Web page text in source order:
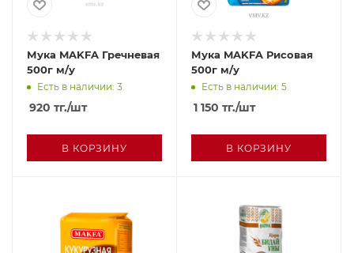
Мука MAKFA Гречневая
500г м/у
Есть в наличии: 3
920 тг./шт
В КОРЗИНУ
Мука MAKFA Рисовая
500г м/у
Есть в наличии: 5
1 150 тг./шт
В КОРЗИНУ